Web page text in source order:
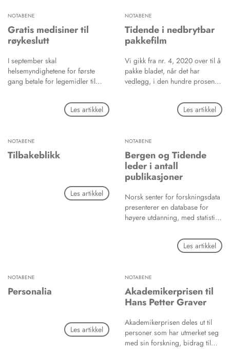
NOTABENE
Gratis medisiner til
røykeslutt
I september skal
helsemyndighetene for første
gang betale for legemidler til
innbyggere som sokner til Vestre
Viken Helseforetak, skriver
Les artikkel
NOTABENE
Tidende i nedbrytbar
pakkefilm
Vi gikk fra nr. 4, 2020 over til å
pakke bladet, når det har
vedlegg, i den hundre prosent
pakkefilmen Bioska 501.
Les artikkel
NOTABENE
Tilbakeblikk
Les artikkel
NOTABENE
Bergen og Tidende
leder i antall
publikasjoner
Norsk senter for forskningsdata
presenterer en database for
høyere utdanning, med statistikk
Statistikken viser at Institutt for
klinisk odontologi (IKO) ved
antall publikasjonspoeng per
vitenskapelig ansatt ved
odontologimiljøene.
Les artikkel
NOTABENE
Personalia
Les artikkel
NOTABENE
Akademikerprisen til
Hans Petter Graver
Akademikerprisen deles ut til
personer som har utmerket seg
med sin forskning, bidrag til